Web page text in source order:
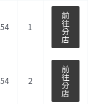
54 1
前
往
分
店
54 2
前
往
分
店